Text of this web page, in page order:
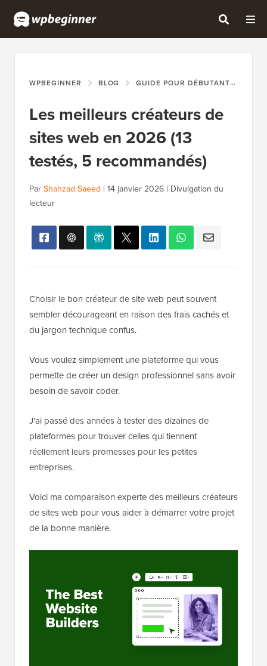
WPBEGINNER BLOG GUIDE POUR DÉBUTANTS
Les meilleurs créateurs de
sites web en 2026 (13
testés, 5 recommandés)
ParShahzad Saeed | 14 janvier 2026 | Divulgation du
lecteur
Choisir le bon créateur de site web peut souvent
sembler décourageant en raison des frais cachés et
du jargon technique confus.
Vous voulez simplement une plateforme qui vous
permette de créer un design professionnel sans avoir
besoin de savoir coder.
J'ai passé des années à tester des dizaines de
plateformes pour trouver celles qui tiennent
réellement leurs promesses pour les petites
entreprises.
Voici ma comparaison experte des meilleurs créateurs
de sites web pour vous aider à démarrer votre projet
de la bonne manière.